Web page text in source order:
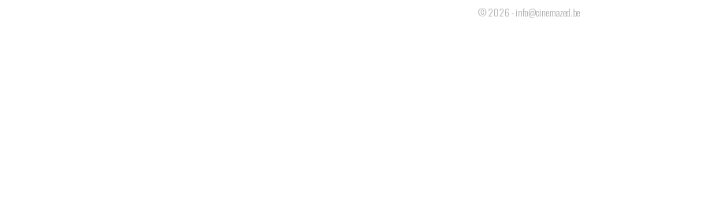
© 2026 - info@cinemazed.be